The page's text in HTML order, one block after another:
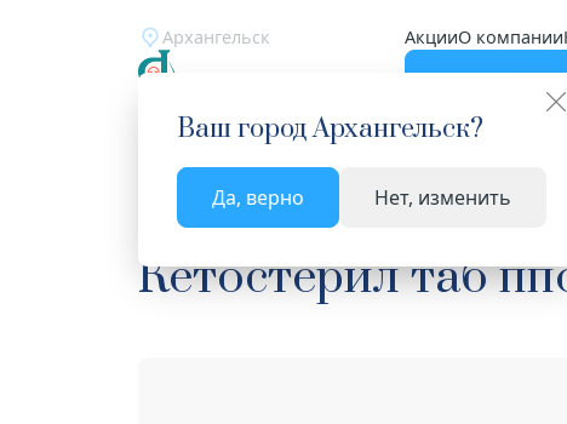
Архангельск АкцииО компании
Ваш городАрхангельск?
Да, верно Нет, изменить
Главная Каталог Лекарства и БАД Средства
Кетостерил таб